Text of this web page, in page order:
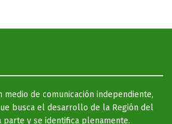
medio de comunicación independiente,
busca el desarrollo de la Región del
parte y se identifica plenamente.